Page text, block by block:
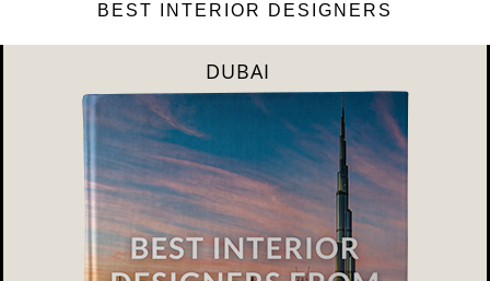
BEST INTERIOR DESIGNERS
RIYAHD